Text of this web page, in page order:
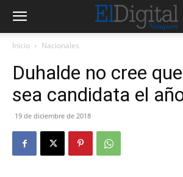
Inicio Nacionales
Duhalde no cree
sea candidata el
19 de diciembre de 2018